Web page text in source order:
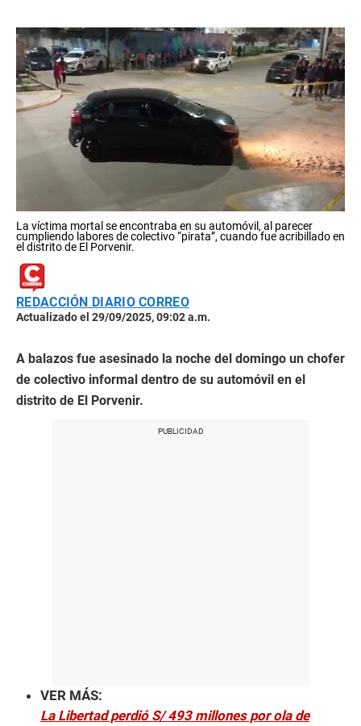
La víctima mortal se encontraba en su automóvil, al parecer
cumpliendo labores de colectivo “pirata”, cuando fue acribillado en
el distrito de El Porvenir.
REDACCIÓN DIARIO CORREO
Actualizado el 29/09/2025, 09:02 a.m.
A balazos fue asesinado la noche del domingo un chofer
de colectivo informal dentro de su automóvil en el
distrito de El Porvenir.
VER MÁS:
La Libertad perdió S/ 493 millones por ola de